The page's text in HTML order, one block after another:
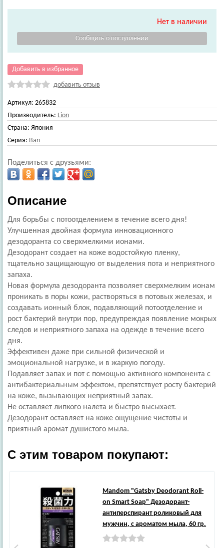
Нет в наличии
Добавить в избранное
добавить отзыв
Артикул: 265832
Производитель: Lion
Страна: Япония
Серия: Ban
Поделиться с друзьями:
Описание
Для борьбы с потоотделением в течение всего дня!
Улучшенная двойная формула инновационного
дезодоранта со сверхмелкими ионами.
Дезодорант создает на коже водостойкую пленку,
тщательно защищающую от выделения пота и неприятного
запаха.
Новая формула дезодоранта позволяет сверхмелким ионам
проникать в поры кожи, растворяться в потовых железах, и
создавать ионный блок, подавляющий потоотделение и
рост бактерий внутри пор, предупреждая появление мокрых
следов и неприятного запаха на одежде в течение всего
дня.
Эффективен даже при сильной физической и
эмоциональной нагрузке, и в жаркую погоду.
Подавляет запах и пот с помощью активного компонента с
антибактериальным эффектом, препятствует росту бактерий
на коже, вызывающих неприятный запах.
Не оставляет липкого налета и быстро высыхает.
Дезодорант оставляет на коже ощущение чистоты и
приятный аромат душистого мыла.
С этим товаром покупают:
Mandom "Gatsby Deodorant Roll-
on Smart Soap" Дезодорант-
антиперспирант роликовый для
мужчин, с ароматом мыла, 60 гр.